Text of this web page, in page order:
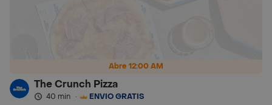
Abre 12:00 AM
The Crunch Pizza
40 min · ENVÍO GRATIS